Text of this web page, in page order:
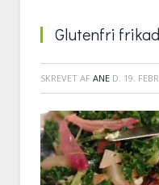
Glutenfri
SKREVET AF ANE D. 19.